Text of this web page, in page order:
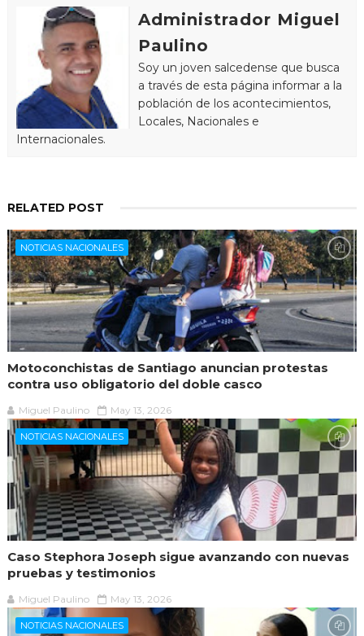
Administrador Miguel
Paulino
Soy un joven salcedense que busca
a través de esta página informar a la
población de los acontecimientos,
Locales, Nacionales e
Internacionales.
RELATED POST
NOTICIAS NACIONALES
Motoconchistas de Santiago anuncian protestas
contra uso obligatorio del doble casco
Miguel Paulino May 13, 2026
NOTICIAS NACIONALES
Caso Stephora Joseph sigue avanzando con nuevas
pruebas y testimonios
Miguel Paulino May 13, 2026
NOTICIAS NACIONALES